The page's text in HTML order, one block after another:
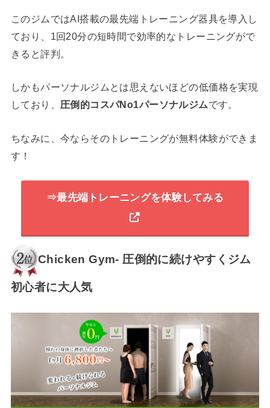
このジムではAI搭載の最先端トレーニング器具を導入し
ており、1回20分の短時間で効率的なトレーニングがで
きると評判。
しかもパーソナルジムとは思えないほどの低価格を実現
しており、 圧倒的コスパNo1パーソナルジムです。
ちなみに、今ならそのトレーニングが無料体験ができま
す！
⇒最先端トレーニングを体験してみる
Chicken Gym- 圧倒的に続けやすくジム
初心者に大人気